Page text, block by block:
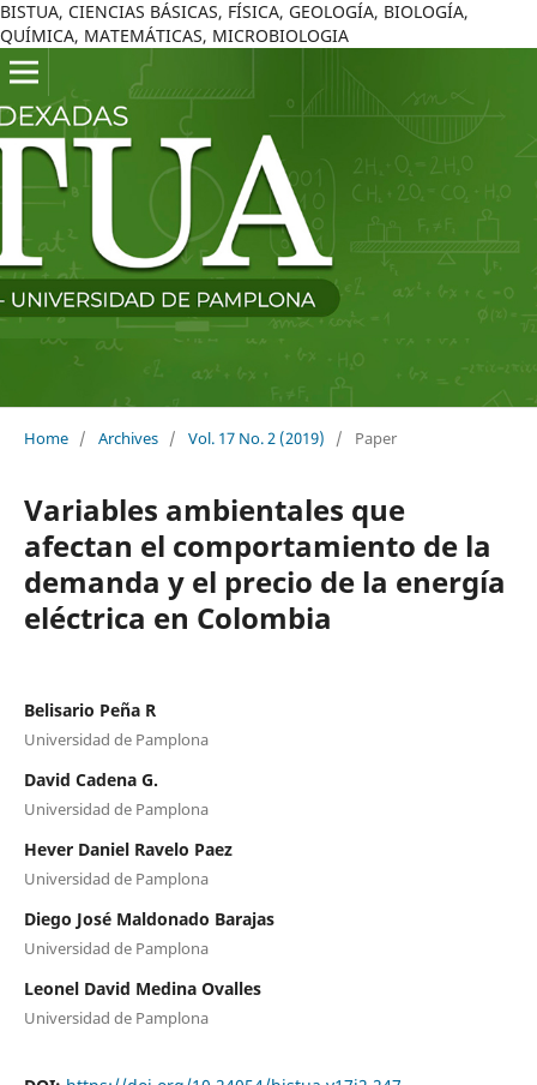
BISTUA, CIENCIAS BÁSICAS, FÍSICA, GEOLOGÍA, BIOLOGÍA,
QUÍMICA, MATEMÁTICAS, MICROBIOLOGIA
Home / Archives / Vol. 17 No. 2 (2019) / Paper
Variables ambientales que
afectan el comportamiento de la
demanda y el precio de la energía
eléctrica en Colombia
Belisario Peña R
Universidad de Pamplona
David Cadena G.
Universidad de Pamplona
Hever Daniel Ravelo Paez
Universidad de Pamplona
Diego José Maldonado Barajas
Universidad de Pamplona
Leonel David Medina Ovalles
Universidad de Pamplona